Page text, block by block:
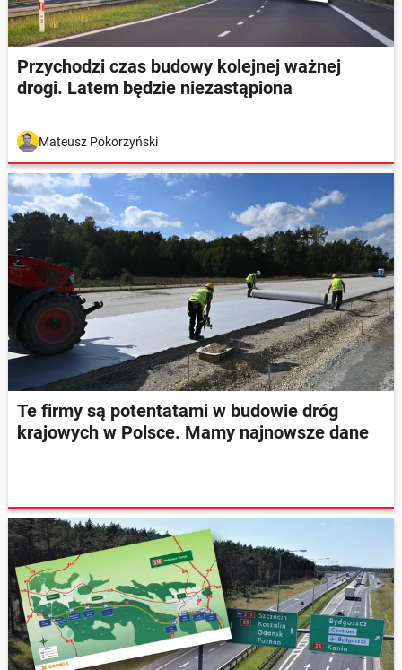
Przychodzi czas budowy kolejnej ważnej
drogi. Latem będzie niezastąpiona
Mateusz Pokorzyński
Te firmy są potentatami w budowie dróg
krajowych w Polsce. Mamy najnowsze dane